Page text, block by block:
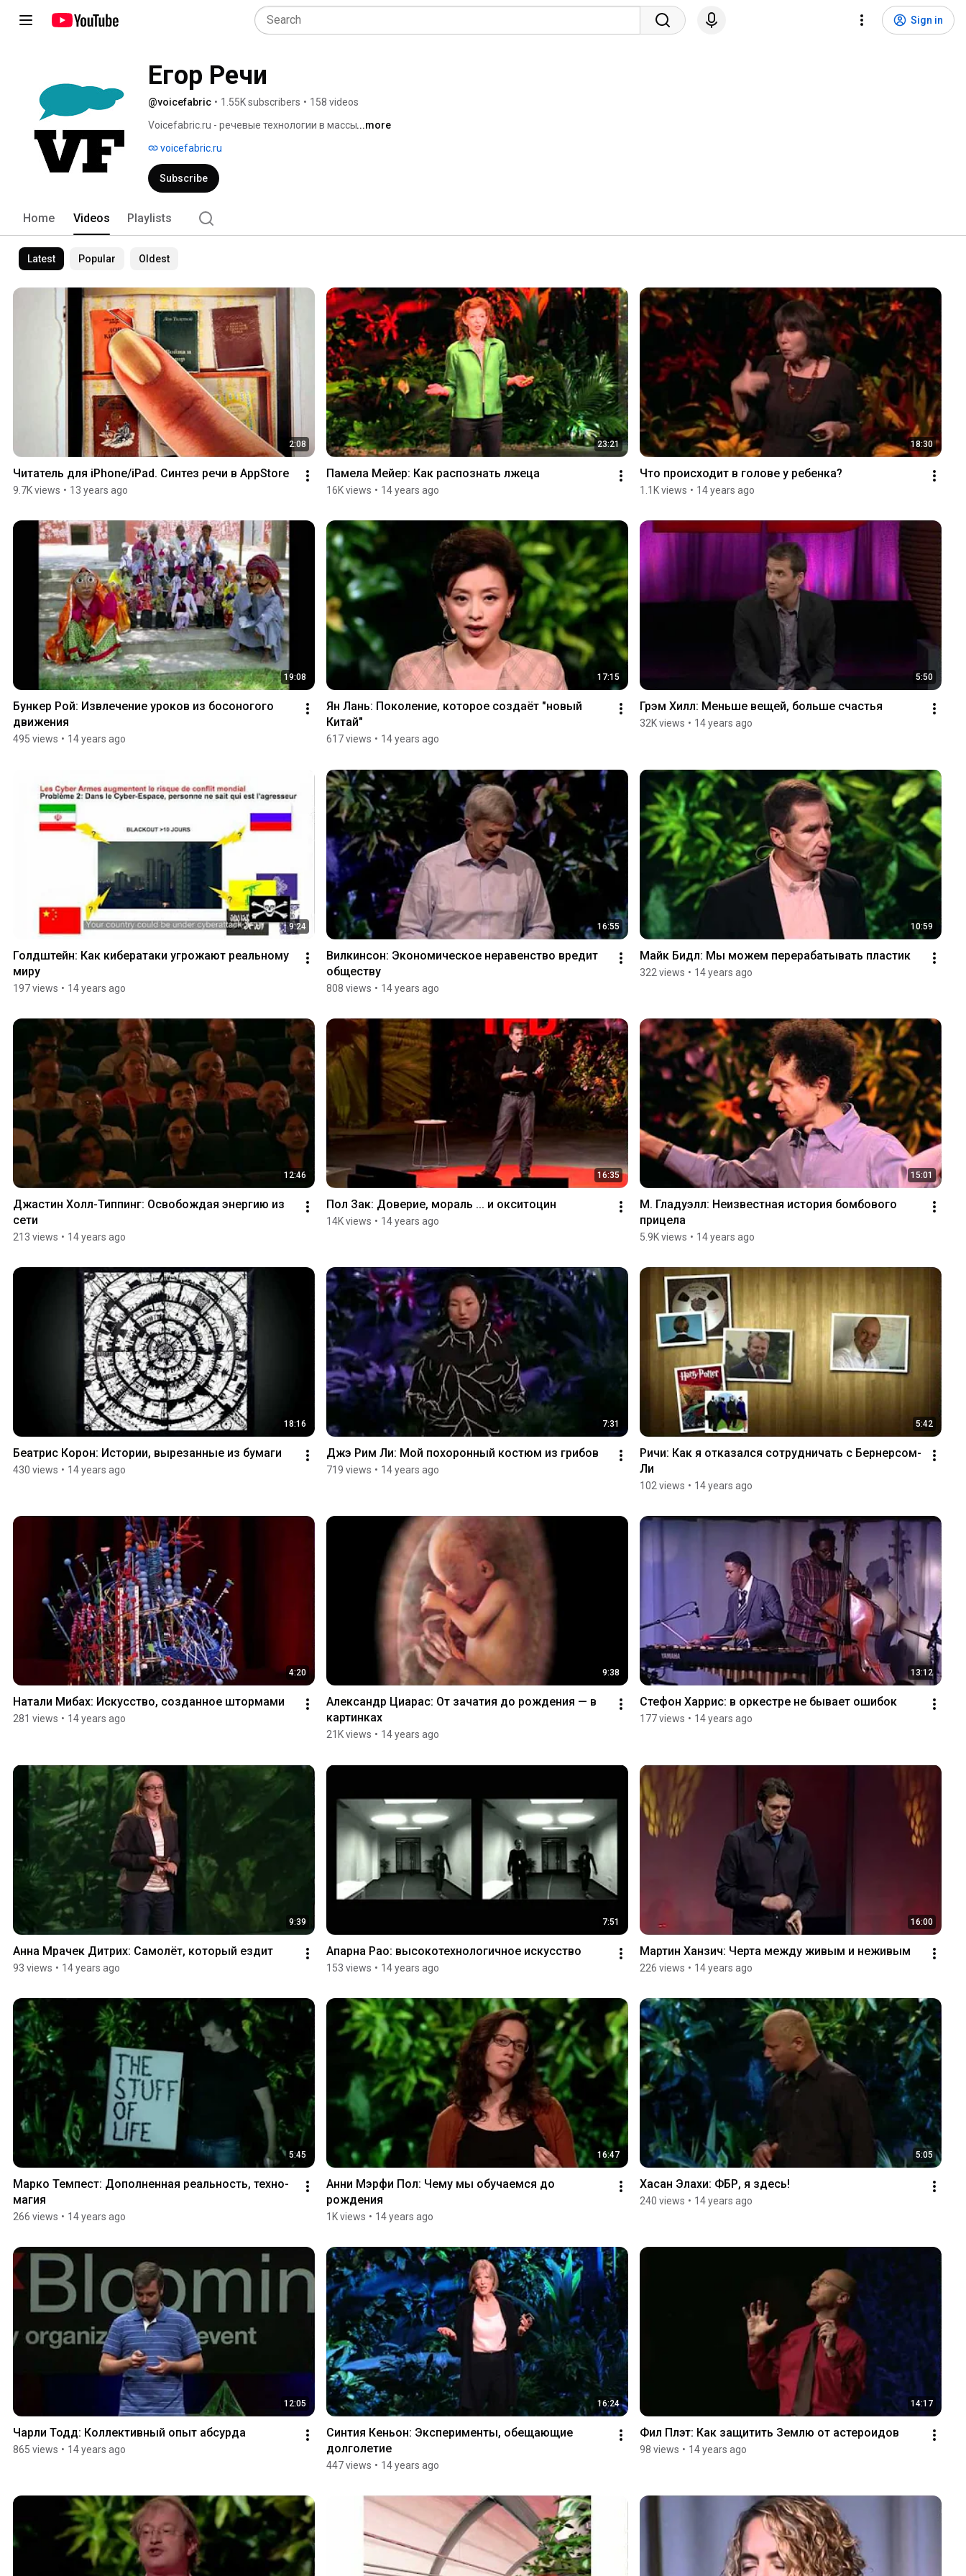
Sign in
Егор Речи
@voicefabric • 1.55K subscribers • 158 videos
Voicefabric.ru - речевые технологии в массы ...more
voicefabric.ru
Subscribe
Home Videos Playlists
Latest Popular Oldest
2:08
Читатель для iPhone/iPad. Синтез речи в AppStore
9.7K views • 13 years ago
23:21
Памела Мейер: Как распознать лжеца
16K views • 14 years ago
18:30
Что происходит в голове у ребенка?
1.1K views • 14 years ago
19:08
Бункер Рой: Извлечение уроков из босоногого
движения
495 views • 14 years ago
17:15
Ян Лань: Поколение, которое создаёт "новый
Китай"
617 views • 14 years ago
5:50
Грэм Хилл: Меньше вещей, больше счастья
32K views • 14 years ago
9:24
Голдштейн: Как кибератаки угрожают реальному
миру
197 views • 14 years ago
16:55
Вилкинсон: Экономическое неравенство вредит
обществу
808 views • 14 years ago
10:59
Майк Бидл: Мы можем перерабатывать пластик
322 views • 14 years ago
12:46
Джастин Холл-Типпинг: Освобождая энергию из
сети
213 views • 14 years ago
16:35
Пол Зак: Доверие, мораль ... и окситоцин
14K views • 14 years ago
15:01
М. Гладуэлл: Неизвестная история бомбового
прицела
5.9K views • 14 years ago
18:16
Беатрис Корон: Истории, вырезанные из бумаги
430 views • 14 years ago
7:31
Джэ Рим Ли: Мой похоронный костюм из грибов
719 views • 14 years ago
5:42
Ричи: Как я отказался сотрудничать с Бернерсом-
Ли
102 views • 14 years ago
4:20
Натали Мибах: Искусство, cозданное штормами
281 views • 14 years ago
9:38
Александр Циарас: От зачатия до рождения — в
картинках
21K views • 14 years ago
13:12
Стефон Харрис: в оркестре не бывает ошибок
177 views • 14 years ago
9:39
Анна Мрачек Дитрих: Самолёт, который ездит
93 views • 14 years ago
7:51
Апарна Рао: высокотехнологичное искусство
153 views • 14 years ago
16:00
Мартин Ханзич: Черта между живым и неживым
226 views • 14 years ago
5:45
Марко Темпест: Дополненная реальность, техно-
магия
266 views • 14 years ago
16:47
Анни Мэрфи Пол: Чему мы обучаемся до
рождения
1K views • 14 years ago
5:05
Хасан Элахи: ФБР, я здесь!
240 views • 14 years ago
12:05
Чарли Тодд: Коллективный опыт абсурда
865 views • 14 years ago
16:24
Синтия Кеньон: Эксперименты, обещающие
долголетие
447 views • 14 years ago
14:17
Фил Плэт: Как защитить Землю от астероидов
98 views • 14 years ago